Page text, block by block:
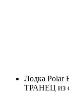
Лодка Polar
ТРАНЕЦ из